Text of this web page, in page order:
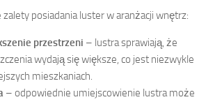
posiadania luster w aranżacji wnętrz:
przestrzeni – lustra sprawiają, że
wydają się większe, co jest niezwykle
mieszkaniach.
– odpowiednie umiejscowienie lustra może